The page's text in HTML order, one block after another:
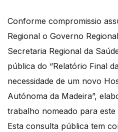
Conforme compromissio
Regional o Governo
Secretaria Regional da
pública do “Relatório Final
necessidade de um novo
Autónoma da Madeira”,
trabalho nomeado para este
Esta consulta pública tem